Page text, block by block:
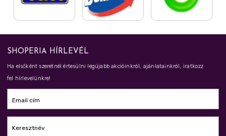
SHOPERIA HÍRLEVÉL
Ha elsőként szeretnél értesülni legújabb akcióinkról, ajánlatainkról, iratkozz
fel hírlevelünkre!
Email cím
Keresztnév